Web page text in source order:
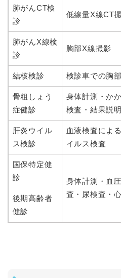
肺がんCT検
診
低線量X線CT
肺がんX線検
診
胸部X線撮影
結核検診 検診車での胸
骨粗しょう
症健診
身体計測・か
検査・結果説明
肝炎ウイル
ス検診
血液検査によ
イルス検査
国保特定健
診
後期高齢者
健診
身体計測・血
査・尿検査・